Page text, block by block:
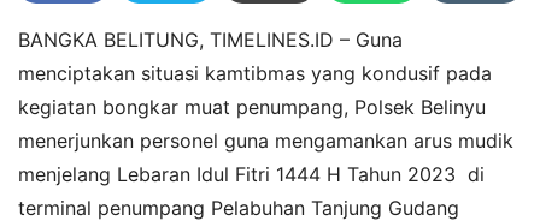
BANGKA BELITUNG, TIMELINES.ID – Guna
menciptakan situasi kamtibmas yang kondusif pada
kegiatan bongkar muat penumpang, Polsek Belinyu
menerjunkan personel guna mengamankan arus mudik
menjelang Lebaran Idul Fitri 1444 H Tahun 2023 di
terminal penumpang Pelabuhan Tanjung Gudang